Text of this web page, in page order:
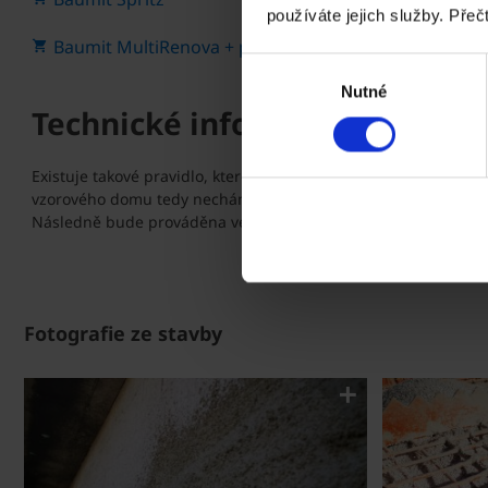
používáte jejich služby.
Nutné
Baumit MultiRenova + perlinka.
Technické informace
Existuje takové pravidlo, které říká, že jeden milimetr omítky
vzorového domu tedy necháme procesy v jádrové omítce
Následně bude prováděna venkovní fasáda.
Fotografie ze stavby